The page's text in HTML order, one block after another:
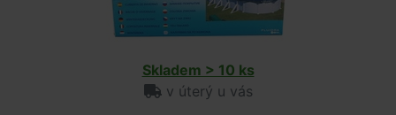
Skladem > 10 ks
v úterý u vás